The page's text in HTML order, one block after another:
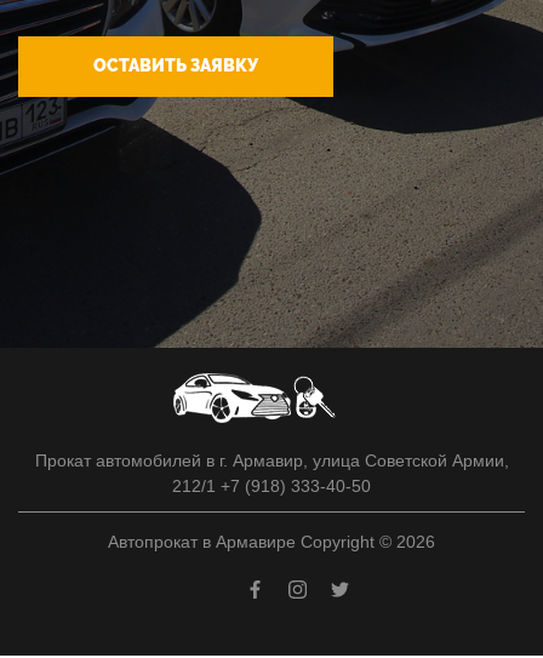
ОСТАВИТЬ ЗАЯВКУ
Прокат автомобилей в г. Армавир, улица Советской Армии,
212/1 +7 (918) 333-40-50
Автопрокат в Армавире Copyright © 2026